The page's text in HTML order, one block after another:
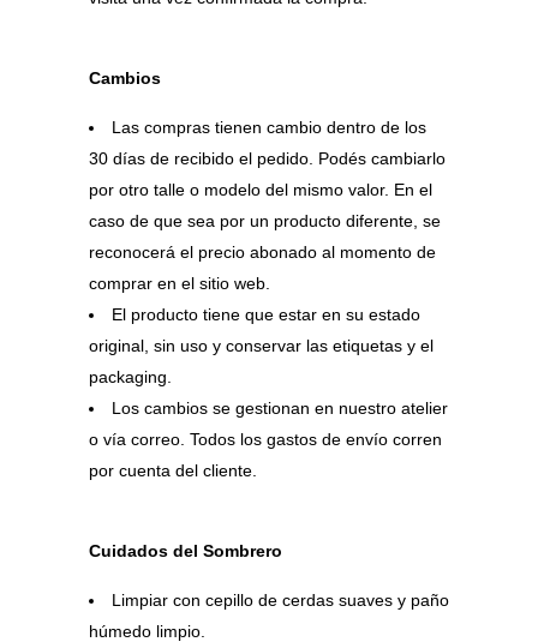
Cambios
Las compras tienen cambio dentro de los
30 días de recibido el pedido. Podés cambiarlo
por otro talle o modelo del mismo valor. En el
caso de que sea por un producto diferente, se
reconocerá el precio abonado al momento de
comprar en el sitio web.
El producto tiene que estar en su estado
original, sin uso y conservar las etiquetas y el
packaging.
Los cambios se gestionan en nuestro atelier
o vía correo. Todos los gastos de envío corren
por cuenta del cliente.
Cuidados del Sombrero
Limpiar con cepillo de cerdas suaves y paño
húmedo limpio.